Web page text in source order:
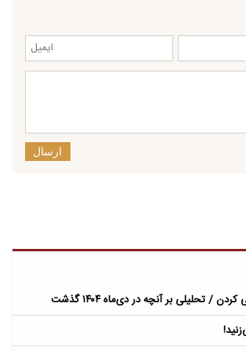
ارسال
/ تحلیلی بر آنچه در دی‌ماه ۱۴۰۴ گذشت